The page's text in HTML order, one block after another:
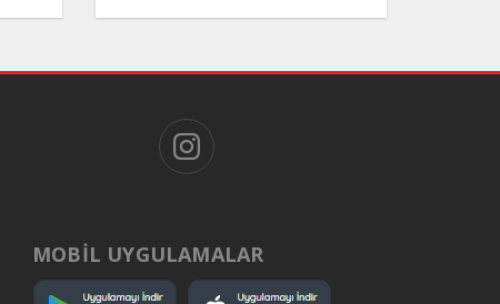
MOBİL UYGULAMALAR